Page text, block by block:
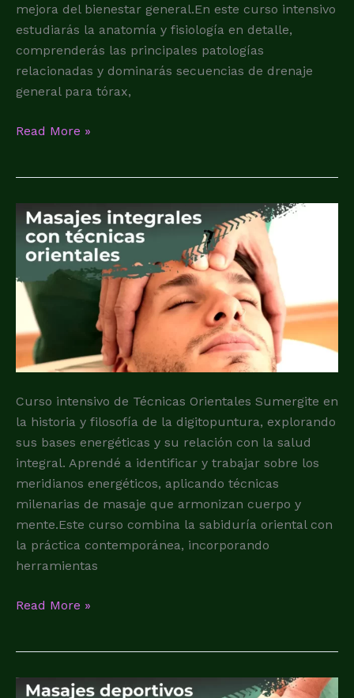
mejora del bienestar general.En este curso intensivo
estudiarás la anatomía y fisiología en detalle,
comprenderás las principales patologías
relacionadas y dominarás secuencias de drenaje
general para tórax,
Read More »
Curso intensivo de Técnicas Orientales Sumergite en
la historia y filosofía de la digitopuntura, explorando
sus bases energéticas y su relación con la salud
integral. Aprendé a identificar y trabajar sobre los
meridianos energéticos, aplicando técnicas
milenarias de masaje que armonizan cuerpo y
mente.Este curso combina la sabiduría oriental con
la práctica contemporánea, incorporando
herramientas
Curso
de
masajes
integrales
con
tecnicas
orientales
Read More »
Seminario